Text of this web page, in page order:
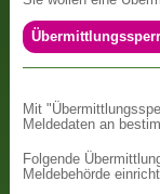
Mit
Meldedaten an
Folgende
Meldebehörde